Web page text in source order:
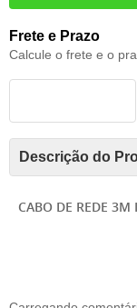
Frete e Prazo
Calcule o frete e o
Descrição do
CABO DE REDE 3M